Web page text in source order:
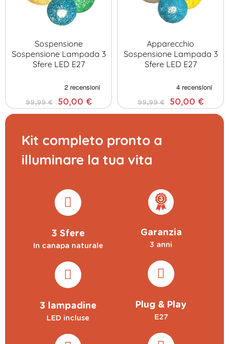
Sospensione
Sospensione Lampada 3
Sfere LED E27
99,99 € 50,00 €
Kit completo pronto a
illuminare la tua vita
3 Sfere
In canapa naturale
3 lampadine
LED incluse
Garanzia
3 anni
Plug & Play
E27
Apparecchio
Sospensione Lampada 3
Sfere LED E27
99,99 € 50,00 €